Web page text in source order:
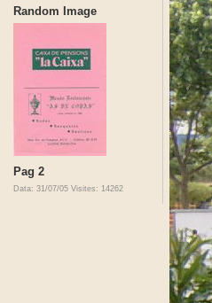
Random Image
Pag 2
Data: 31/07/05 Visites: 14262